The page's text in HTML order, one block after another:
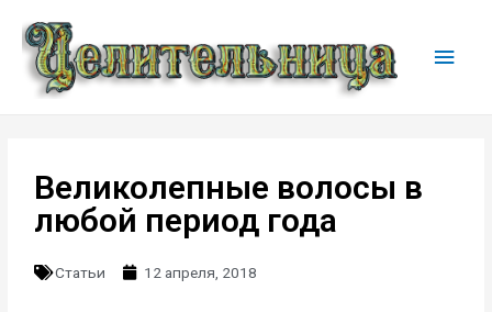
Великолепные волосы в
любой период года
Статьи 12 апреля, 2018